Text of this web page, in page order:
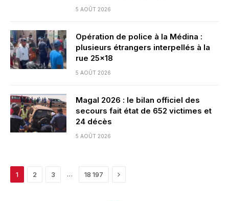
5 AOÛT 2026
Opération de police à la Médina :
plusieurs étrangers interpellés à la
rue 25×18
5 AOÛT 2026
Magal 2026 : le bilan officiel des
secours fait état de 652 victimes et
24 décès
5 AOÛT 2026
1 2 3 … 18 197 Next